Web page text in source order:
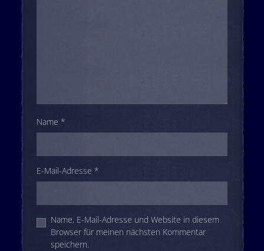
Name *
E-Mail-Adresse *
Name, E-Mail-Adresse und Website in diesem
Browser für meinen nächsten Kommentar
speichern.